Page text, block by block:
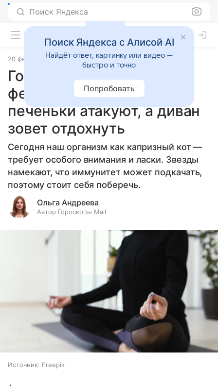
Поиск Яндекса
20 февраля 2025 Статьи
Гороскоп здоровья на 21
февраля 2025 года: когда
печеньки атакуют, а диван
зовет отдохнуть
Сегодня наш организм как капризный кот —
требует особого внимания и ласки. Звезды
намекают, что иммунитет может подкачать,
поэтому стоит себя поберечь.
Ольга Андреева
Автор Гороскопы Mail
Источник: Freepik
Поиск Яндекса с Алисой AI
Найдёт ответ, картинку или видео —
быстро и точно
Попробовать